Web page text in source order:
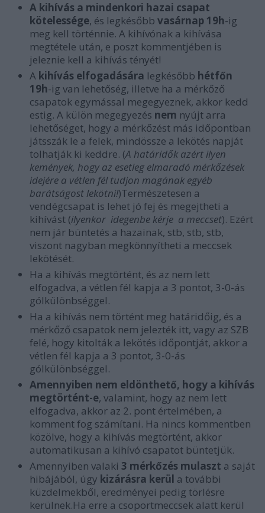
A kihívás a mindenkori hazai csapat
kötelessége, és legkésőbb vasárnap 19h-ig
meg kell történnie. A kihívónak a kihívása
megtétele után, e poszt kommentjében is
jeleznie kell a kihívás tényét!
A kihívás elfogadására legkésőbb hétfőn
19h-ig van lehetőség, illetve ha a mérkőző
csapatok egymással megegyeznek, akkor kedd
estig. A külön megegyezés nem nyújt arra
lehetőséget, hogy a mérkőzést más időpontban
játsszák le a felek, mindössze a lekötés napját
tolhatják ki keddre. (A határidők azért ilyen
kemények, hogy az esetleg elmaradó mérkőzések
idejére a vétlen fél tudjon magának egyéb
barátságost lekötni!)Természetesen a
vendégcsapat is lehet jó fej és megejtheti a
kihívást (ilyenkor idegenbe kérje a meccset). Ezért
nem jár büntetés a hazainak, stb, stb, stb,
viszont nagyban megkönnyítheti a meccsek
lekötését.
Ha a kihívás megtörtént, és az nem lett
elfogadva, a vétlen fél kapja a 3 pontot, 3-0-ás
gólkülönbséggel.
Ha a kihívás nem történt meg határidőig, és a
mérkőző csapatok nem jelezték itt, vagy az SZB
felé, hogy kitolták a lekötés időpontját, akkor a
vétlen fél kapja a 3 pontot, 3-0-ás
gólkülönbséggel.
Amennyiben nem eldönthető, hogy a kihívás
megtörtént-e, valamint, hogy az nem lett
elfogadva, akkor az 2. pont értelmében, a
komment fog számítani. Ha nincs kommentben
közölve, hogy a kihívás megtörtént, akkor
automatikusan a kihívó csapatot büntetjük.
Amennyiben valaki 3 mérkőzés mulaszt a saját
hibájából, úgy kizárásra kerül a további
küzdelmekből, eredményei pedig törlésre
kerülnek.Ha erre a csoportmeccsek alatt kerül